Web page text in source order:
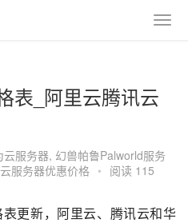
表_阿里云腾讯云
云服务器, 幻兽帕鲁Palworld服务
服务器优惠价格 • 阅读 115
更新，阿里云、腾讯云和华